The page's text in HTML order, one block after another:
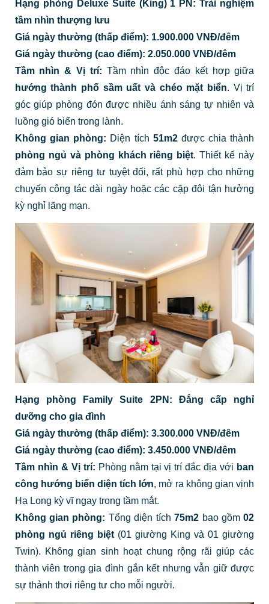
Hạng phòng Deluxe Suite (King) 1 PN: Trải nghiệm
tầm nhìn thượng lưu
Giá ngày thường (thấp điểm): 1.900.000 VNĐ/đêm
Giá ngày thường (cao điểm): 2.050.000 VNĐ/đêm
Tầm nhìn & Vị trí: Tầm nhìn độc đáo kết hợp giữa
hướng thành phố sầm uất và chéo mặt biển. Vị trí
góc giúp phòng đón được nhiều ánh sáng tự nhiên và
luồng gió biển trong lành.
Không gian phòng: Diện tích 51m2được chia thành
phòng ngủ và phòng khách riêng biệt. Thiết kế này
đảm bảo sự riêng tư tuyệt đối, rất phù hợp cho những
chuyến công tác dài ngày hoặc các cặp đôi tận hưởng
kỳ nghỉ lãng mạn.
Hạng phòng Family Suite 2PN: Đẳng cấp nghỉ
dưỡng cho gia đình
Giá ngày thường (thấp điểm): 3.300.000 VNĐ/đêm
Giá ngày thường (cao điểm): 3.450.000 VNĐ/đêm
Tầm nhìn & Vị trí: Phòng nằm tại vị trí đắc địa với ban
công hướng biển diện tích lớn, mở ra không gian vịnh
Hạ Long kỳ vĩ ngay trong tầm mắt.
Không gian phòng: Tổng diện tích75m2 bao gồm02
phòng ngủ riêng biệt(01 giường King và 01 giường
Twin). Không gian sinh hoạt chung rộng rãi giúp các
thành viên trong gia đình gắn kết nhưng vẫn giữ được
sự thảnh thơi riêng tư cho mỗi người.